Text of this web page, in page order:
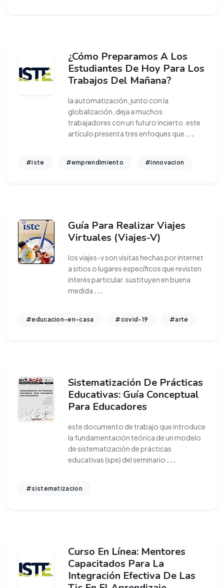
¿Cómo Preparamos A Los
Estudiantes De Hoy Para Los
Trabajos Del Mañana?
la automatización, junto con la
globalización, deja a muchos
trabajadores con un futuro incierto. este
artículo presenta tres enfoques que ...
#iste #emprendimiento #innovacion
Guía Para Realizar Viajes
Virtuales (Viajes-V)
los viajes-v son visitas hechas por internet
a sitios o lugares específicos que revisten
interés particular. sustituyen en buena
medida ...
#educacion-en-casa #covid-19 #arte
Sistematización De Prácticas
Educativas: Guía Conceptual
Para Educadores
este documento de trabajo que introduce
la fundamentación teórica de un modelo
de sistematización de prácticas
educativas (spe) del seminario ...
#sistematizacion
Curso En Línea: Mentores
Capacitados Para La
Integración Efectiva De Las